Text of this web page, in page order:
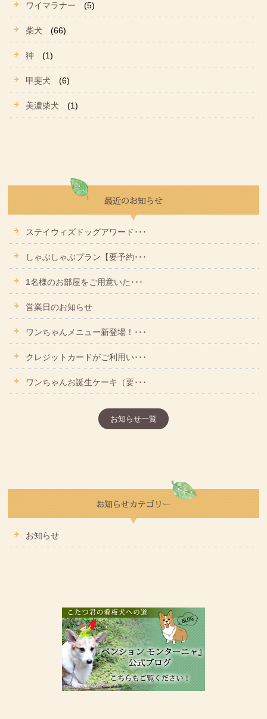
ワイマラナー (5)
柴犬 (66)
狆 (1)
甲斐犬 (6)
美濃柴犬 (1)
ステイウィズドッグアワード･･･
しゃぶしゃぶプラン【要予約･･･
1名様のお部屋をご用意いた･･･
営業日のお知らせ
ワンちゃんメニュー新登場！･･･
クレジットカードがご利用い･･･
ワンちゃんお誕生ケーキ（要･･･
お知らせ一覧
お知らせ